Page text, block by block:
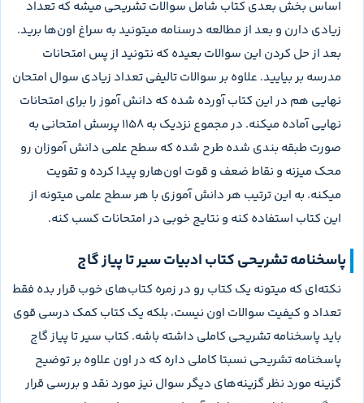
اساس بخش بعدی کتاب شامل سوالات تشریحی میشه که تعداد
زیادی دارن و بعد از مطالعه درسنامه میتونید به سراغ اون‌ها برید.
بعد از حل کردن این سوالات بعیده که نتونید از پس امتحانات
مدرسه بر بیایید. علاوه بر سوالات تالیفی تعداد زیادی سوال امتحان
نهایی هم در این کتاب آورده شده که دانش آموز را برای امتحانات
نهایی آماده میکنه. در مجموع نزدیک به ۱۱۵۸ پرسش امتحانی به
صورت طبقه ‌بندی شده طرح شده که سطح علمی دانش آموزان رو
محک میزنه و نقاط ضعف و قوت اون‌هارو پیدا کرده و تقویت
میکنه. به این ترتیب هر دانش آموزی با هر سطح علمی میتونه از
این کتاب استفاده کنه و نتایج خوبی در امتحانات کسب کنه.
پاسخنامه تشریحی کتاب ادبیات سیر تا پیاز گاج
نکته‌ای که میتونه یک کتاب رو در زمره کتاب‌های خوب قرار بده فقط
تعداد و کیفیت سوالات اون نیست، بلکه یک کتاب کمک درسی قوی
باید پاسخنامه تشریحی کاملی داشته باشه. کتاب سیر تا پیاز گاج
پاسخنامه تشریحی نسبتا کاملی داره که در اون علاوه بر توضیح
گزینه مورد نظر گزینه‌های دیگر سوال نیز مورد نقد و بررسی قرار